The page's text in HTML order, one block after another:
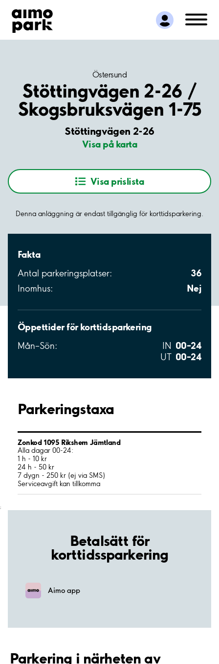
Hitta parkering
Samarbete
Kundservice
Östersund
Stöttingvägen 2-26 /
Skogsbruksvägen 1-75
Stöttingvägen 2-26
Visa på karta
Visa prislista
Denna anläggning är endast tillgänglig för korttidsparkering.
Fakta
Antal parkeringsplatser: 36
Inomhus: Nej
Öppettider för korttidsparkering
Mån–Sön: IN 00–24
UT 00–24
Parkeringstaxa
Zonkod 1095 Rikshem Jämtland
Alla dagar 00-24:
1 h - 10 kr
24 h - 50 kr
7 dygn - 250 kr (ej via SMS)
Serviceavgift kan tillkomma
;
Betalsätt för
korttidssparkering
Aimo app
Parkering i närheten av